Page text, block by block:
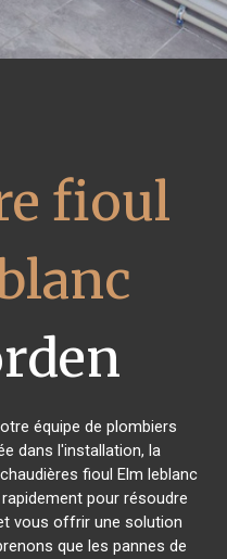
fioul
équipe de plombiers
dans l'installation, la
fioul Elm leblanc
pour résoudre
vous offrir une solution
que les pannes de